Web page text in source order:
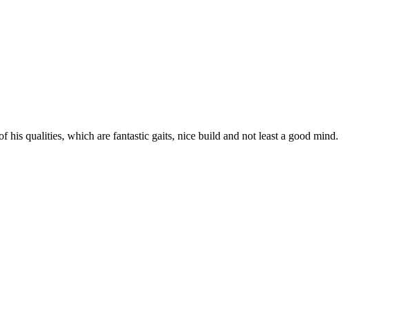
his qualities, which are fantastic gaits, nice build and not least a good mind.